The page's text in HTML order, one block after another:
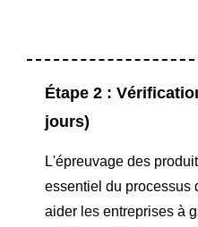
Étape 2 :
jours)
L'épreuvage des
essentiel du processus
aider les entreprises à